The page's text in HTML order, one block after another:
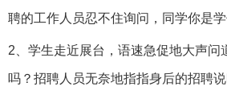
聘的工作人员忍不住询问，同学你是
2、学生走近展台，语速急促地大声问
吗？招聘人员无奈地指指身后的招聘说